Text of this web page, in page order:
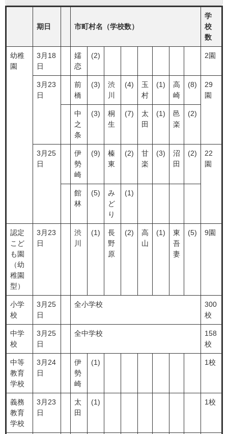
期日 市町村名（学校数）
学
校
数
幼稚
園
3月18
日
嬬
恋
(2) 2園
3月23
日
前
橋
(3)
渋
川
(4)
玉
村
(1)
高
崎
(8)
29
園
中
之
条
(3)
桐
生
(7)
太
田
(1)
邑
楽
(2)
3月25
日
伊
勢
崎
(9)
榛
東
(2)
甘
楽
(3)
沼
田
(2)
22
園
館
林
(5)
み
ど
り
(1)
認定
こど
も園
（幼
稚園
型）
3月23
日
渋
川
(1)
長
野
原
(2)
高
山
(1)
東
吾
妻
(5) 9園
小学
校
3月25
日
全小学校
300
校
中学
校
3月25
日
全中学校
158
校
中等
教育
学校
3月24
日
伊
勢
崎
(1) 1校
義務
教育
学校
3月23
日
太
田
(1) 1校